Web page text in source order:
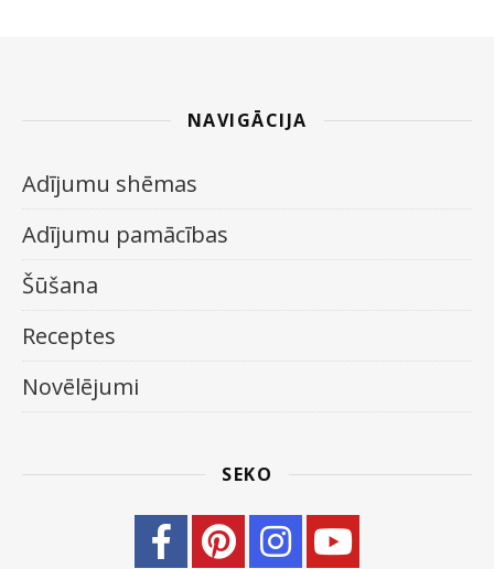
NAVIGĀCIJA
Adījumu shēmas
Adījumu pamācības
Šūšana
Receptes
Novēlējumi
SEKO